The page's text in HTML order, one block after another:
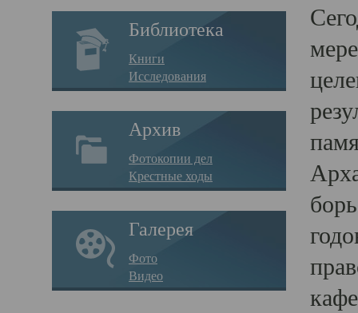
Библиотека
Книги
Исследования
Архив
Фотокопии дел
Крестные ходы
Галерея
Фото
Видео